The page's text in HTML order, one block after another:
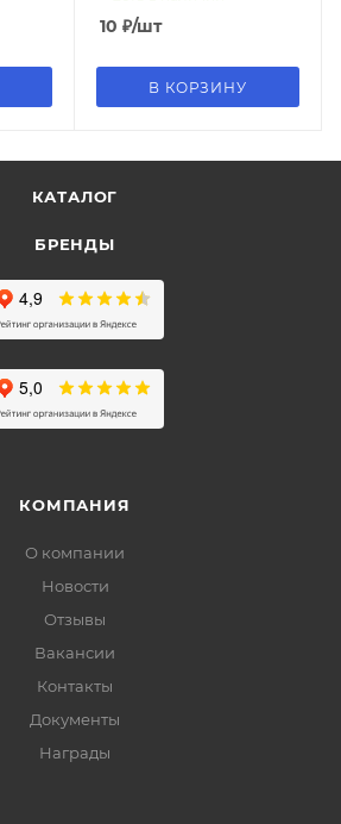
10 ₽/шт
В КОРЗИНУ
КАТАЛОГ
БРЕНДЫ
КОМПАНИЯ
О компании
Новости
Отзывы
Вакансии
Контакты
Документы
Награды